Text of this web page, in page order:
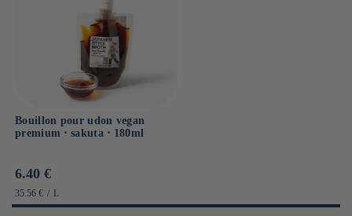
Bouillon pour udon vegan
premium ⋅ sakuta ⋅ 180ml
Prix
habituel
6.40 €
PRIX
UNITAIRE
35.56 € / PAR
L